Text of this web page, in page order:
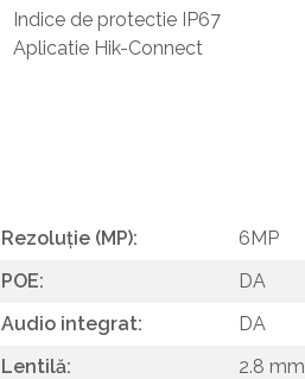
Indice de protectie IP67
Aplicatie Hik-Connect
Rezoluție (MP):
6MP
POE:
DA
Audio integrat:
DA
Lentilă:
2.8 mm